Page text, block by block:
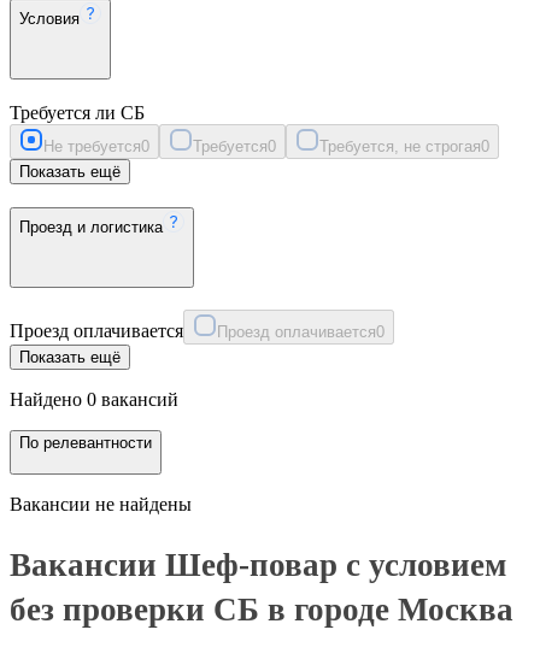
Условия
Требуется ли СБ
Не требуется0 Требуется0 Требуется, не строгая0
Показать ещё
Проезд и логистика
Проезд оплачивается Проезд оплачивается0
Показать ещё
Найдено 0 вакансий
По релевантности
Вакансии не найдены
Вакансии Шеф-повар с условием
без проверки СБ в городе Москва